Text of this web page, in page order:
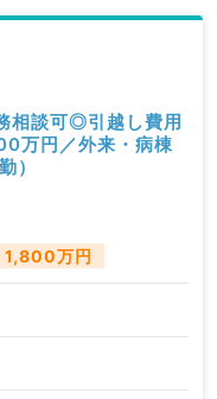
相談可◎引越し費用
万円／外来・病棟
）
1,800万円